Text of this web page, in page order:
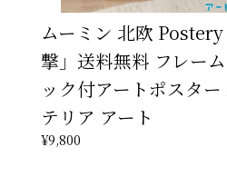
ムーミン 北欧
撃」送料無料 フレー
ック付アートポスタ
テリア アート
¥9,800